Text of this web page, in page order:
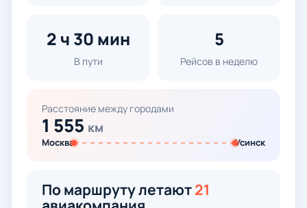
2 ч 30 мин
В пути
5
Рейсов в неделю
Расстояние между городами
1 555 км
Москва Усинск
По маршруту летают21